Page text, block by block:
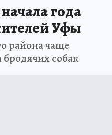
года
Уфы
района чаще
собак